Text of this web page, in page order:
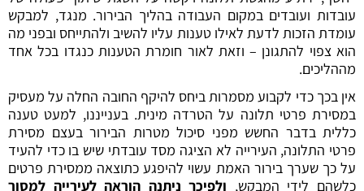
עובדות ועובדים במקום העבודה בהליך הבירור. מנגד, למבקש
עומדת הזכות לדעת לאילו טענות עליו להשיב ולהתייחס ובפני מה
הוא צפוי להתגונן – וזאת לאור חומרת הטענות כנגדו בכל אחד
מההליכים.
אין בכך כדי לקבוע מסמרות ביחס להיקף החובה החלה על מעסיק
במסירת פרטי תלונה על הטרדה מינית. בענייננו, למעט טענה
כללית בדבר החשש מפני סיכול מטרות הבירור בעצם מסירת
פרטי התלונה, העירייה לא הציגה מסד עובדתי שיש בו כדי להעיד
על כך שערך בירור האמת עשוי להיפגע כתוצאה ממסירת פרטים
כלשהם לידי המבקש, ולפיכך ניתנה הוראה לעירייה למסור